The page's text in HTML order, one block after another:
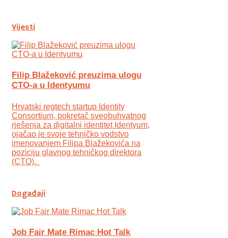
Vijesti
Filip Blažeković preuzima ulogu
CTO-a u Identyumu
Hrvatski regtech startup Identity
Consortium, pokretač sveobuhvatnog
rješenja za digitalni identitet Identyum,
ojаčao je svoje tehničko vodstvo
imenovanjem Filipa Blažekovića na
poziciju glavnog tehničkog direktora
(CTO).
Događaji
Job Fair Mate Rimac Hot Talk